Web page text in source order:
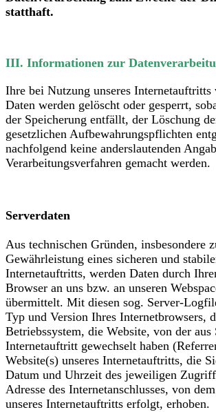
statthaft.
III. Informationen zur
Ihre bei Nutzung unseres Internetauftritts
Daten werden gelöscht oder gesperrt,
der Speicherung entfällt, der Löschung
gesetzlichen Aufbewahrungspflichten
nachfolgend keine anderslautenden
Verarbeitungsverfahren gemacht werden.
Serverdaten
Aus technischen Gründen, insbesondere
Gewährleistung eines sicheren und
Internetauftritts, werden Daten durch
Browser an uns bzw. an unseren
übermittelt. Mit diesen sog. Server-
Typ und Version Ihres Internetbrowsers,
Betriebssystem, die Website, von der aus
Internetauftritt gewechselt haben
Website(s) unseres Internetauftritts, die
Datum und Uhrzeit des jeweiligen
Adresse des Internetanschlusses, von
unseres Internetauftritts erfolgt, erhoben.